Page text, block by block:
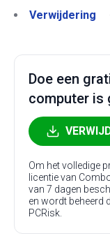
Verwijdering
Doe een
computer is
Om het volledige
licentie van
van 7 dagen
en wordt beheerd
PCRisk.